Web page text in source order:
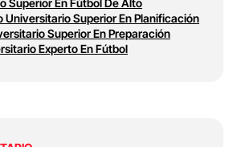
Superior En Fútbol De Alto
Universitario Superior En Planificación
Superior En Preparación
Experto En Fútbol